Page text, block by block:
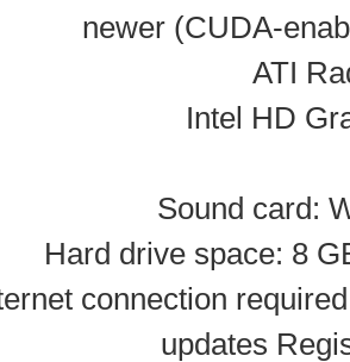
newer (CUDA-
ATI
Intel HD
Sound card:
Hard drive space: 8
connection
updates